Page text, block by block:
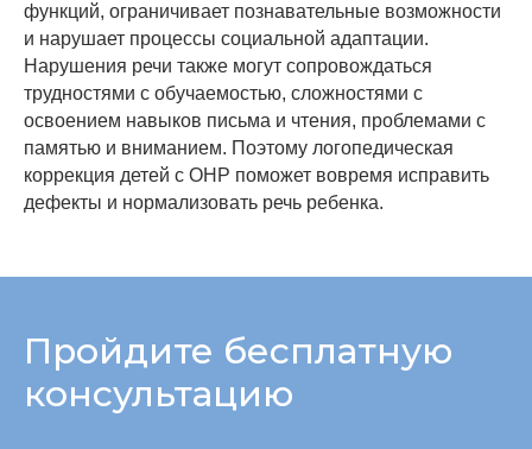
функций, ограничивает познавательные возможности
и нарушает процессы социальной адаптации.
Нарушения речи также могут сопровождаться
трудностями с обучаемостью, сложностями с
освоением навыков письма и чтения, проблемами с
памятью и вниманием. Поэтому логопедическая
коррекция детей с ОНР поможет вовремя исправить
дефекты и нормализовать речь ребенка.
Пройдите бесплатную
консультацию